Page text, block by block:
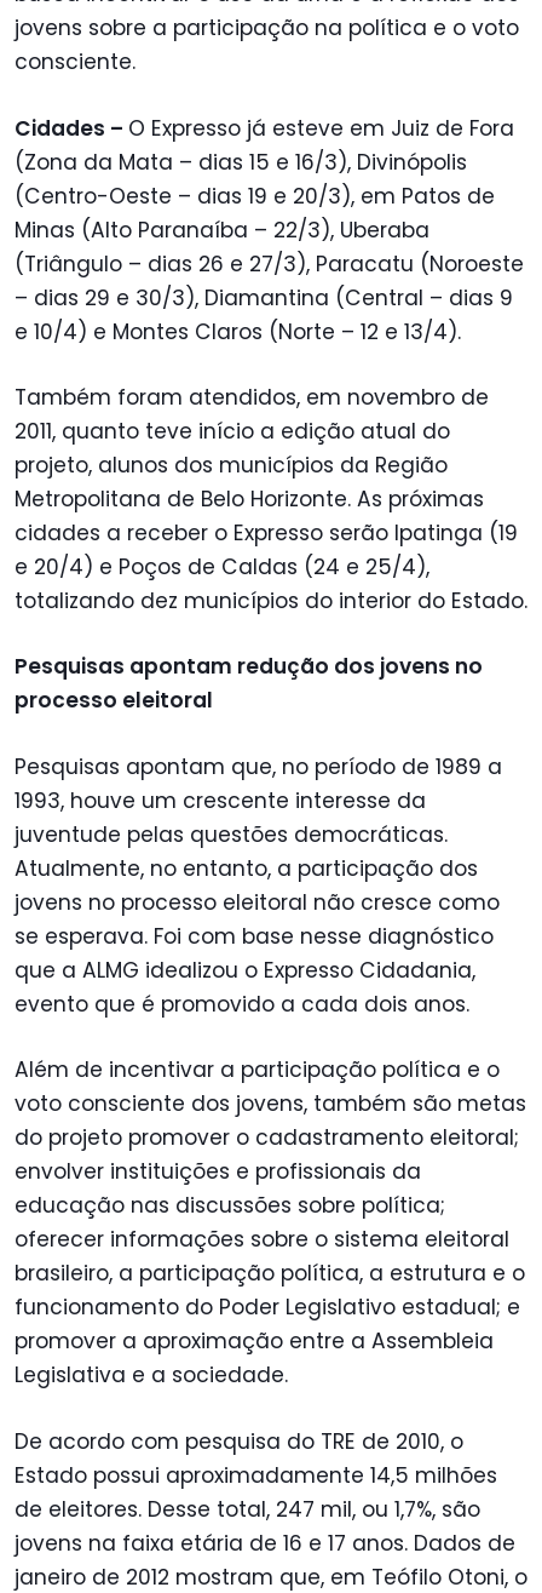
jovens sobre a participação na política e o voto
consciente.
Cidades – O Expresso já esteve em Juiz de Fora
(Zona da Mata – dias 15 e 16/3), Divinópolis
(Centro-Oeste – dias 19 e 20/3), em Patos de
Minas (Alto Paranaíba – 22/3), Uberaba
(Triângulo – dias 26 e 27/3), Paracatu (Noroeste
– dias 29 e 30/3), Diamantina (Central – dias 9
e 10/4) e Montes Claros (Norte – 12 e 13/4).
Também foram atendidos, em novembro de
2011, quanto teve início a edição atual do
projeto, alunos dos municípios da Região
Metropolitana de Belo Horizonte. As próximas
cidades a receber o Expresso serão Ipatinga (19
e 20/4) e Poços de Caldas (24 e 25/4),
totalizando dez municípios do interior do Estado.
Pesquisas apontam redução dos jovens no
processo eleitoral
Pesquisas apontam que, no período de 1989 a
1993, houve um crescente interesse da
juventude pelas questões democráticas.
Atualmente, no entanto, a participação dos
jovens no processo eleitoral não cresce como
se esperava. Foi com base nesse diagnóstico
que a ALMG idealizou o Expresso Cidadania,
evento que é promovido a cada dois anos.
Além de incentivar a participação política e o
voto consciente dos jovens, também são metas
do projeto promover o cadastramento eleitoral;
envolver instituições e profissionais da
educação nas discussões sobre política;
oferecer informações sobre o sistema eleitoral
brasileiro, a participação política, a estrutura e o
funcionamento do Poder Legislativo estadual; e
promover a aproximação entre a Assembleia
Legislativa e a sociedade.
De acordo com pesquisa do TRE de 2010, o
Estado possui aproximadamente 14,5 milhões
de eleitores. Desse total, 247 mil, ou 1,7%, são
jovens na faixa etária de 16 e 17 anos. Dados de
janeiro de 2012 mostram que, em Teófilo Otoni, o